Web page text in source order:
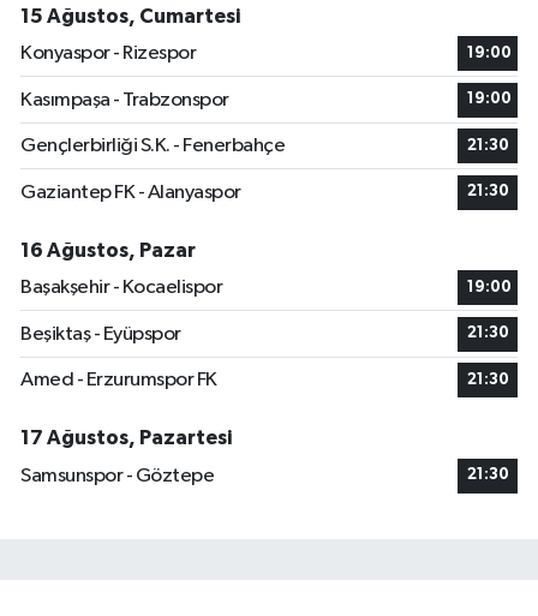
15 Ağustos, Cumartesi
Konyaspor - Rizespor
19:00
Kasımpaşa - Trabzonspor 19:00
Gençlerbirliği S.K. - Fenerbahçe 21:30
Gaziantep FK - Alanyaspor 21:30
16 Ağustos, Pazar
Başakşehir - Kocaelispor
19:00
Beşiktaş - Eyüpspor 21:30
Amed - Erzurumspor FK 21:30
17 Ağustos, Pazartesi
Samsunspor - Göztepe
21:30